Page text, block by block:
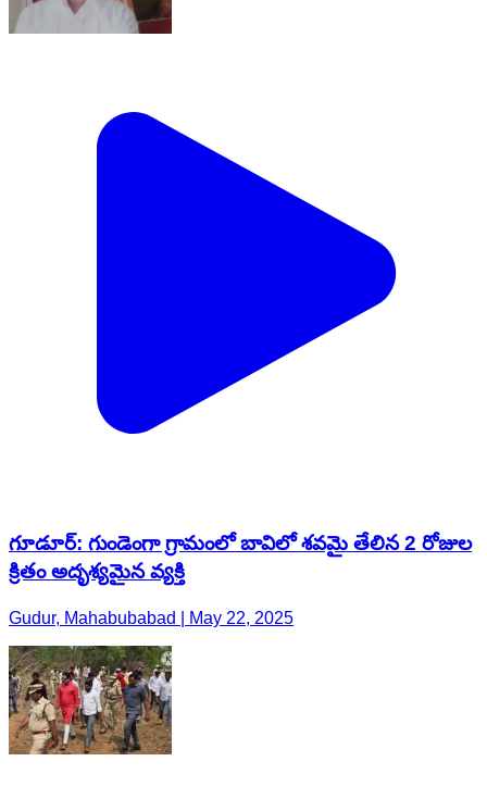
గూడూర్: గుండెంగా గ్రామంలో బావిలో శవమై తేలిన 2 రోజుల
క్రితం అదృశ్యమైన వ్యక్తి
Gudur, Mahabubabad | May 22, 2025